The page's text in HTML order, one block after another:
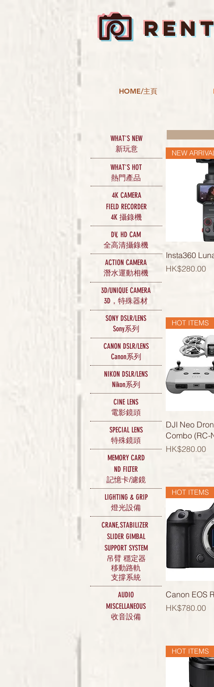
HOME/主頁
快
NEW
Insta360
價格
HK$280.00
快
HOT ITEMS
DJI Neo
Combo (RC-
價格
HK$280.00
快
HOT ITEMS
Canon EOS
價格
HK$780.00
HOT ITEMS
WHAT'S NEW
新玩意
WHAT'S HOT
​熱門產品
4K CAMERA
FIELD RECORDER
4K 攝錄機
DV, HD CAM
全高清攝錄機
ACTION CAMERA
潛水運動相機
3D/UNIQUE CAMERA
3D，特殊器材
SONY DSLR/LENS
​Sony系列
CANON DSLR/LENS
Canon系列
NIKON DSLR/LENS
Nikon系列
CINE LENS
電影鏡頭
SPECIAL LENS
特殊鏡頭
MEMORY CARD
ND FILTER
記憶卡/濾鏡
LIGHTING & GRIP
​燈光設備
CRANE,STABILIZER
SLIDER GIMBAL
SUPPORT SYSTEM
吊臂 穩定器
移動路軌
支撐系統
AUDIO
MISCELLANEOUS
收音設備